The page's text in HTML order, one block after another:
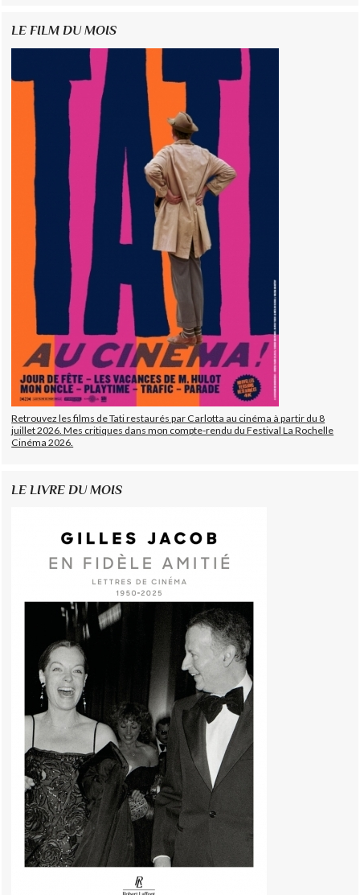
LE FILM DU MOIS
Retrouvez les films de Tati restaurés par Carlotta au cinéma à partir du 8
juillet 2026. Mes critiques dans mon compte-rendu du Festival La Rochelle
Cinéma 2026.
LE LIVRE DU MOIS